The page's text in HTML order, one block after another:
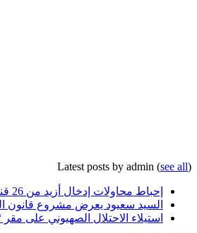
Latest posts by admin (see all)
إحباط محاولات إدخال أزيد من 26 قنطارا من الكيف المعالج عبر الحدود مع المغرب خلال أسبوع
السيد سعيود يعرض مشروع قانون
استيلاء الاحتلال الصهيوني على